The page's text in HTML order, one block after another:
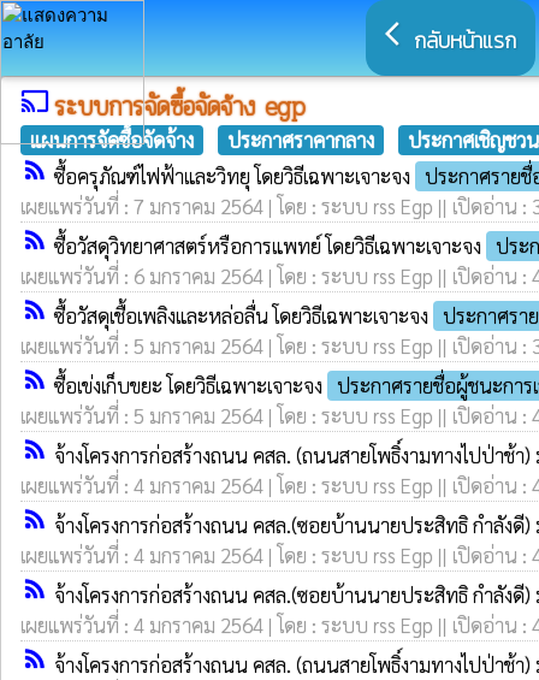
arrow_back_ios กลับหน้าแรก
castระบบการจัดซื้อจัดจ้าง egp
แผนการจัดซื้อจัดจ้าง ประกาศราคากลาง ประกาศเชิญชวน
rss_feed ซื้อครุภัณฑ์ไฟฟ้าและวิทยุ โดยวิธีเฉพาะเจาะจง
ประกาศราย
เผยแพร่วันที่ : 7 มกราคม 2564 | โดย : ระบบ rss Egp || เปิดอ่าน :
rss_feed ซื้อวัสดุวิทยาศาสตร์หรือการแพทย์ โดยวิธีเฉพาะเจาะจง
ประ
เผยแพร่วันที่ : 6 มกราคม 2564 | โดย : ระบบ rss Egp || เปิดอ่าน :
rss_feed ซื้อวัสดุเชื้อเพลิงและหล่อลื่น โดยวิธีเฉพาะเจาะจง
ประกาศรา
เผยแพร่วันที่ : 5 มกราคม 2564 | โดย : ระบบ rss Egp || เปิดอ่าน :
rss_feed ซื้อเข่งเก็บขยะ โดยวิธีเฉพาะเจาะจง
ประกาศรายชื่อผู้ชนะการ
เผยแพร่วันที่ : 5 มกราคม 2564 | โดย : ระบบ rss Egp || เปิดอ่าน :
rss_feed จ้างโครงการก่อสร้างถนน คสล. (ถนนสายโพธิ์งามทางไปป่าช้า)
เผยแพร่วันที่ : 4 มกราคม 2564 | โดย : ระบบ rss Egp || เปิดอ่าน :
rss_feed จ้างโครงการก่อสร้างถนน คสล.(ซอยบ้านนายประสิทธิ กำลังดี)
เผยแพร่วันที่ : 4 มกราคม 2564 | โดย : ระบบ rss Egp || เปิดอ่าน :
rss_feed จ้างโครงการก่อสร้างถนน คสล.(ซอยบ้านนายประสิทธิ กำลังดี)
เผยแพร่วันที่ : 4 มกราคม 2564 | โดย : ระบบ rss Egp || เปิดอ่าน :
rss_feed จ้างโครงการก่อสร้างถนน คสล. (ถนนสายโพธิ์งามทางไปป่าช้า)